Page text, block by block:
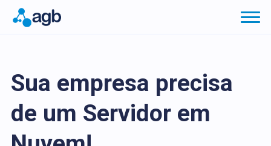
Sua empresa precisa
de um Servidor em